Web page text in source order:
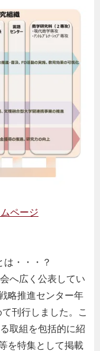
ページ
・・・？
へ広く公表してい
略推進センター年
刊行しました。こ
取組を包括的に紹
を特集として掲載